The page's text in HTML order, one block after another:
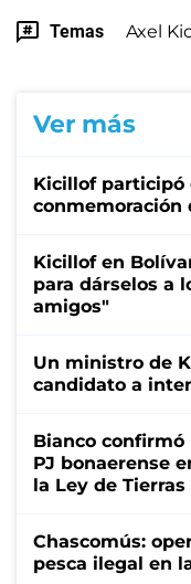
Temas Axel
Ver más
Kicillof participó
conmemoración
Kicillof en
para dárselos a
amigos"
Un ministro de
candidato a
Bianco confirmó
PJ bonaerense
la Ley de Tierras
Chascomús:
pesca ilegal en